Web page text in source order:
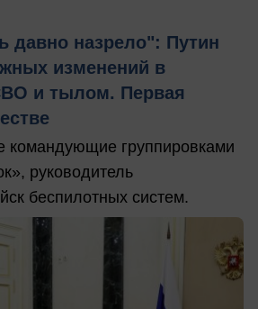
давно назрело": Путин
изменений в
и тылом. Первая
командующие группировками
руководитель
беспилотных систем.